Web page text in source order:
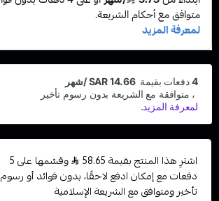
اشترِ هذا المنتج بقيمة 58.65
وقسّمها على 5
دفعات مع إمكان ادفع لاحقًا، بدون فوائد أو رسوم
تأخير ومتوافق مع الشريعة الإسلامية